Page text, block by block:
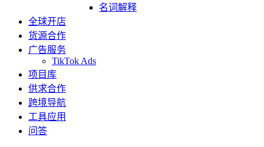
名词解释
全球开店
货源合作
广告服务
TikTok Ads
项目库
供求合作
跨境导航
工具应用
问答